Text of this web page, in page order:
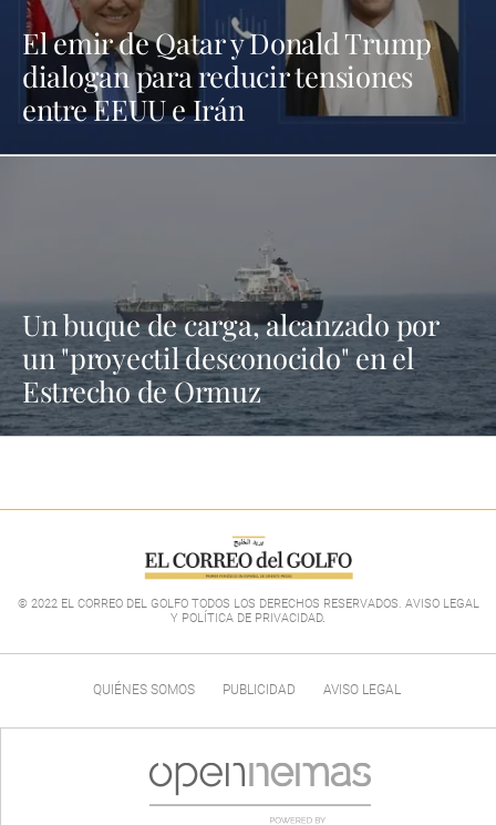
El emir de Qatar y Donald Trump
dialogan para reducir tensiones
entre EEUU e Irán
Un buque de carga, alcanzado por
un "proyectil desconocido" en el
Estrecho de Ormuz
© 2022 EL CORREO DEL GOLFO TODOS LOS DERECHOS RESERVADOS. AVISO LEGAL
Y POLÍTICA DE PRIVACIDAD.
QUIÉNES SOMOS PUBLICIDAD AVISO LEGAL